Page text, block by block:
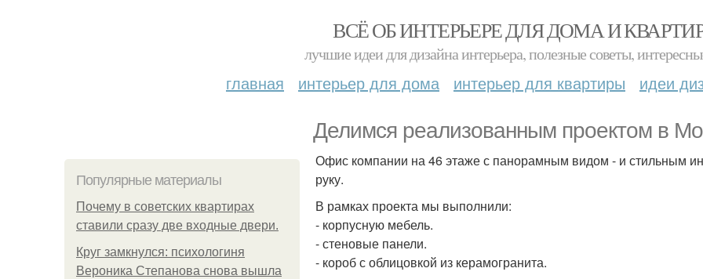
ВСЁ ОБ ИНТЕРЬЕРЕ ДЛЯ ДОМА И
лучшие идеи для дизайна интерьера, полезные советы,
главная интерьер для дома интерьер для квартиры идеи
Делимся реализованным проектом в
Популярные материалы
Почему в советских квартирах
ставили сразу две входные двери.
Круг замкнулся: психологиня
Вероника Степанова снова вышла
Офис компании на 46 этаже с панорамным видом - и стильным
руку.
В рамках проекта мы выполнили:
- корпусную мебель.
- стеновые панели.
- короб с облицовкой из керамогранита.